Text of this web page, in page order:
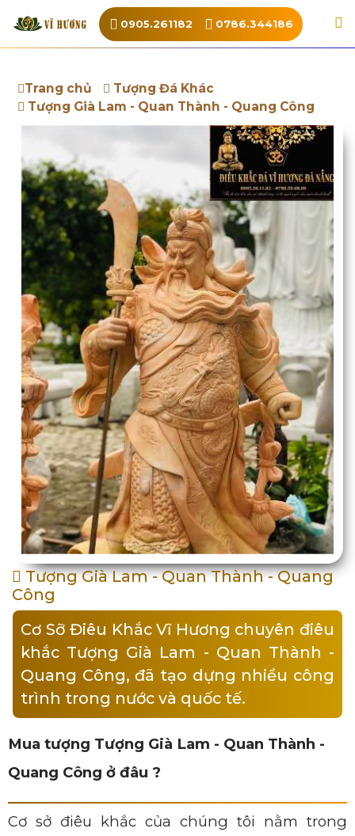
0905.261182 0786.344186
Trang chủ
Tượng Đá Khác
Tượng Già Lam - Quan Thành - Quang Công
Tượng Già Lam - Quan Thành - Quang
Công
Cơ Sỡ Điêu Khắc Vĩ Hương chuyên điêu
khắc Tượng Già Lam - Quan Thành -
Quang Công, đã tạo dựng nhiều công
trình trong nước và quốc tế.
Mua tượng Tượng Già Lam - Quan Thành -
Quang Công ở đâu ?
Cơ sở điêu khắc của chúng tôi nằm trong